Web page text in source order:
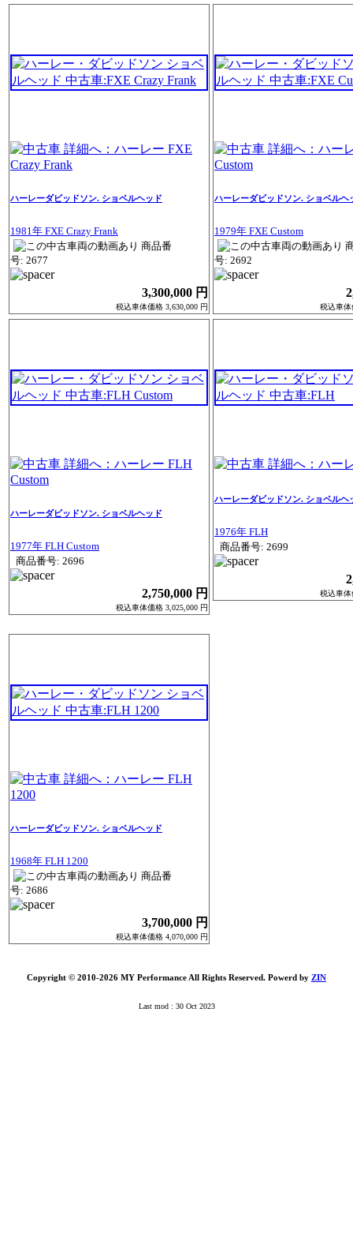
ハーレーダビッドソン. ショベルヘッド
1981年 FXE Crazy Frank
商品番
号: 2677
3,300,000 円
税込車体価格 3,630,000 円
ハーレーダビッドソン. ショベルヘ
1979年 FXE Custom
号: 2692
税込車体
ハーレーダビッドソン. ショベルヘッド
1977年 FLH Custom
商品番号: 2696
2,750,000 円
税込車体価格 3,025,000 円
ハーレーダビッドソン. ショベルヘ
1976年 FLH
商品番号: 2699
税込車体
ハーレーダビッドソン. ショベルヘッド
1968年 FLH 1200
商品番
号: 2686
3,700,000 円
税込車体価格 4,070,000 円
Copyright © 2010-2026 MY Performance All Rights Reserved. Powerd by ZIN
Last mod : 30 Oct 2023